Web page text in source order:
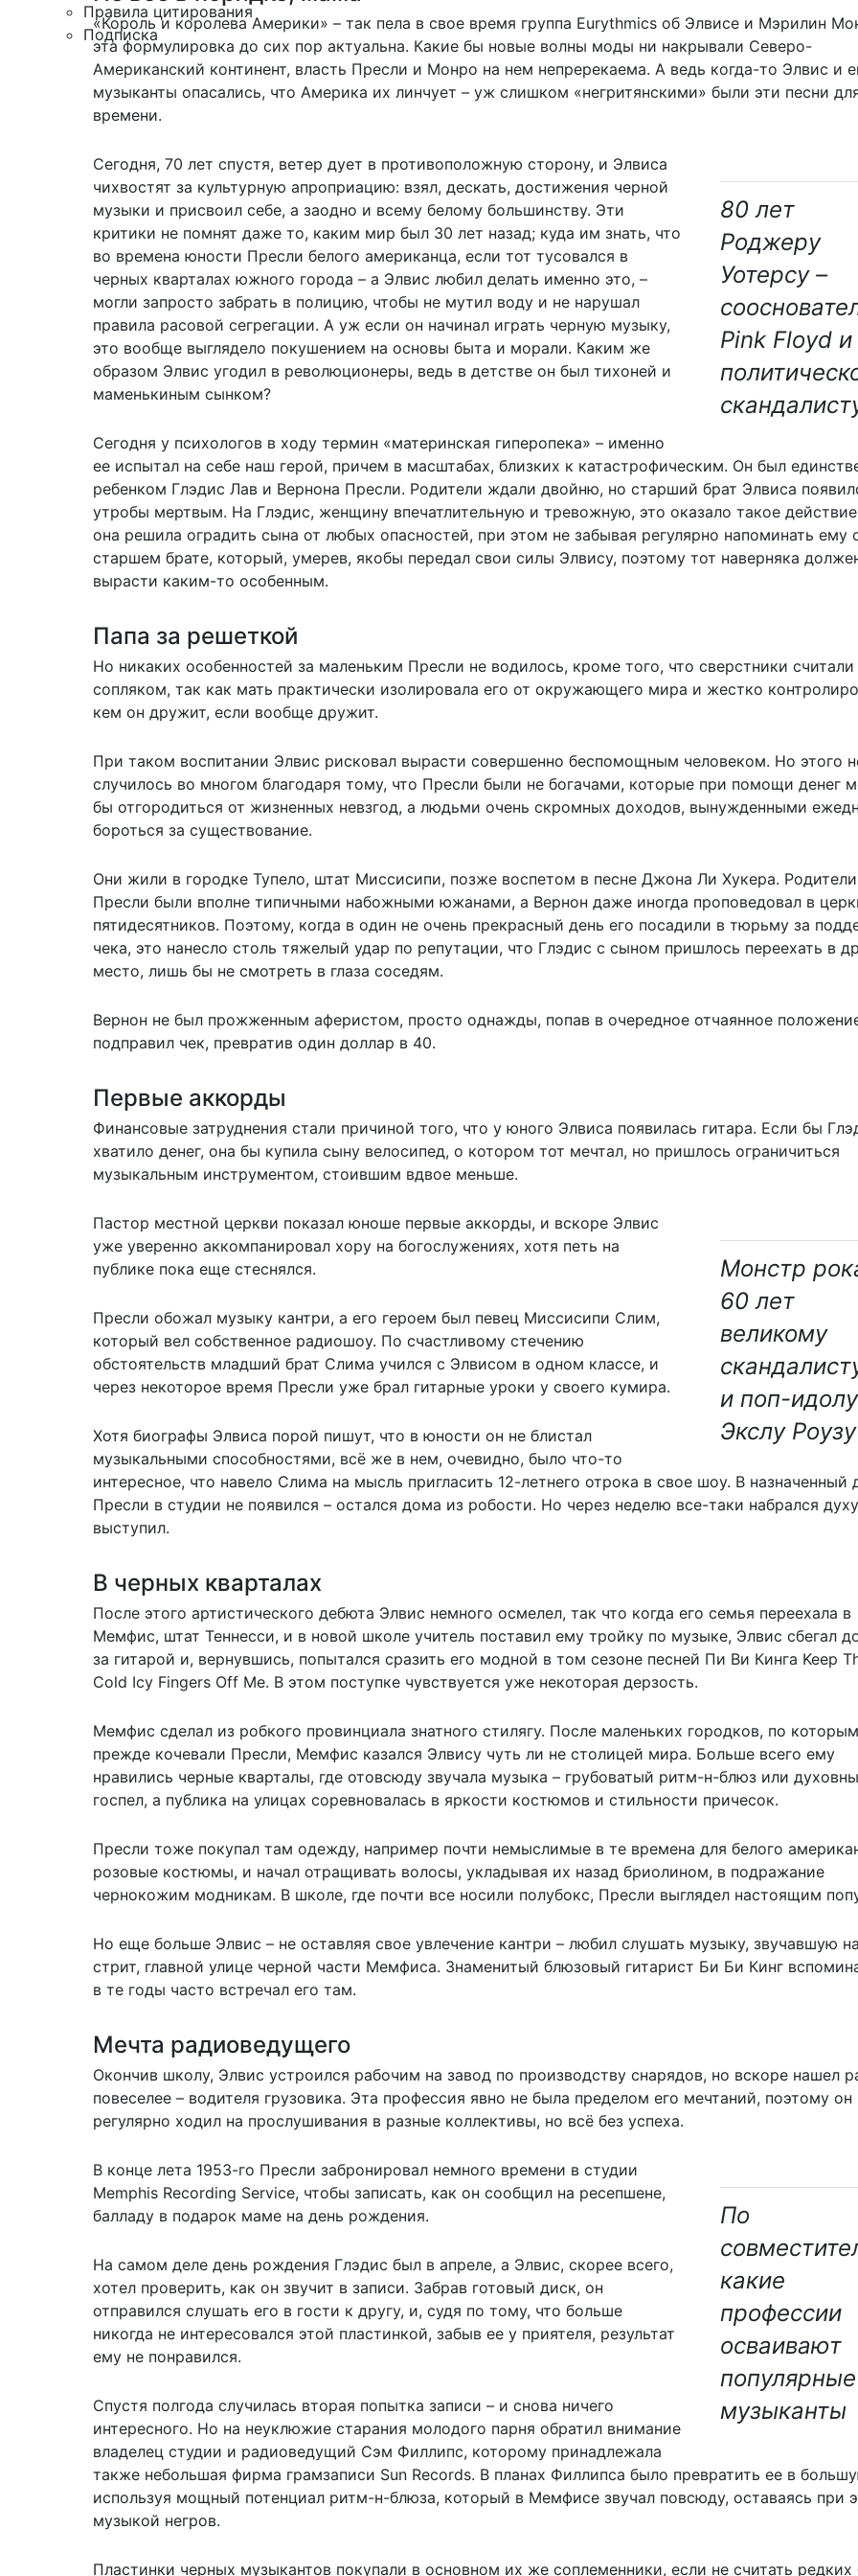
Правила цитирования
Подписка
«Король и королева Америки» – так пела в свое время группа Eurythmics об Элвисе и Мэрилин
эта формулировка до сих пор актуальна. Какие бы новые волны моды ни накрывали Северо-
Американский континент, власть Пресли и Монро на нем непререкаема. А ведь когда-то Элвис и
музыканты опасались, что Америка их линчует – уж слишком «негритянскими» были эти песни
времени.
80 лет
Роджеру
Уотерсу –
Pink Floyd и
Сегодня, 70 лет спустя, ветер дует в противоположную сторону, и Элвиса
чихвостят за культурную апроприацию: взял, дескать, достижения черной
музыки и присвоил себе, а заодно и всему белому большинству. Эти
критики не помнят даже то, каким мир был 30 лет назад; куда им знать, что
во времена юности Пресли белого американца, если тот тусовался в
черных кварталах южного города – а Элвис любил делать именно это, –
могли запросто забрать в полицию, чтобы не мутил воду и не нарушал
правила расовой сегрегации. А уж если он начинал играть черную музыку,
это вообще выглядело покушением на основы быта и морали. Каким же
образом Элвис угодил в революционеры, ведь в детстве он был тихоней и
маменькиным сынком?
Сегодня у психологов в ходу термин «материнская гиперопека» – именно
ее испытал на себе наш герой, причем в масштабах, близких к катастрофическим. Он был
ребенком Глэдис Лав и Вернона Пресли. Родители ждали двойню, но старший брат Элвиса
утробы мертвым. На Глэдис, женщину впечатлительную и тревожную, это оказало такое
она решила оградить сына от любых опасностей, при этом не забывая регулярно напоминать ему
старшем брате, который, умерев, якобы передал свои силы Элвису, поэтому тот наверняка
вырасти каким-то особенным.
Папа за решеткой
Но никаких особенностей за маленьким Пресли не водилось, кроме того, что сверстники считали
сопляком, так как мать практически изолировала его от окружающего мира и жестко
кем он дружит, если вообще дружит.
При таком воспитании Элвис рисковал вырасти совершенно беспомощным человеком. Но этого
случилось во многом благодаря тому, что Пресли были не богачами, которые при помощи денег
бы отгородиться от жизненных невзгод, а людьми очень скромных доходов, вынужденными
бороться за существование.
Они жили в городке Тупело, штат Миссисипи, позже воспетом в песне Джона Ли Хукера. Родители
Пресли были вполне типичными набожными южанами, а Вернон даже иногда проповедовал в
пятидесятников. Поэтому, когда в один не очень прекрасный день его посадили в тюрьму за
чека, это нанесло столь тяжелый удар по репутации, что Глэдис с сыном пришлось переехать в
место, лишь бы не смотреть в глаза соседям.
Вернон не был прожженным аферистом, просто однажды, попав в очередное отчаянное
подправил чек, превратив один доллар в 40.
Первые аккорды
Финансовые затруднения стали причиной того, что у юного Элвиса появилась гитара. Если бы
хватило денег, она бы купила сыну велосипед, о котором тот мечтал, но пришлось ограничиться
музыкальным инструментом, стоившим вдвое меньше.
Монстр
60 лет
великому
и поп-идолу
Экслу Роузу
Пастор местной церкви показал юноше первые аккорды, и вскоре Элвис
уже уверенно аккомпанировал хору на богослужениях, хотя петь на
публике пока еще стеснялся.
Пресли обожал музыку кантри, а его героем был певец Миссисипи Слим,
который вел собственное радиошоу. По счастливому стечению
обстоятельств младший брат Слима учился с Элвисом в одном классе, и
через некоторое время Пресли уже брал гитарные уроки у своего кумира.
Хотя биографы Элвиса порой пишут, что в юности он не блистал
музыкальными способностями, всё же в нем, очевидно, было что-то
интересное, что навело Слима на мысль пригласить 12-летнего отрока в свое шоу. В назначенный
Пресли в студии не появился – остался дома из робости. Но через неделю все-таки набрался
выступил.
В черных кварталах
После этого артистического дебюта Элвис немного осмелел, так что когда его семья переехала в
Мемфис, штат Теннесси, и в новой школе учитель поставил ему тройку по музыке, Элвис сбегал
за гитарой и, вернувшись, попытался сразить его модной в том сезоне песней Пи Ви Кинга Keep
Cold Icy Fingers Off Me. В этом поступке чувствуется уже некоторая дерзость.
Мемфис сделал из робкого провинциала знатного стилягу. После маленьких городков, по которым
прежде кочевали Пресли, Мемфис казался Элвису чуть ли не столицей мира. Больше всего ему
нравились черные кварталы, где отовсюду звучала музыка – грубоватый ритм-н-блюз или
госпел, а публика на улицах соревновалась в яркости костюмов и стильности причесок.
Пресли тоже покупал там одежду, например почти немыслимые в те времена для белого
розовые костюмы, и начал отращивать волосы, укладывая их назад бриолином, в подражание
чернокожим модникам. В школе, где почти все носили полубокс, Пресли выглядел настоящим
Но еще больше Элвис – не оставляя свое увлечение кантри – любил слушать музыку, звучавшую
стрит, главной улице черной части Мемфиса. Знаменитый блюзовый гитарист Би Би Кинг
в те годы часто встречал его там.
Мечта радиоведущего
Окончив школу, Элвис устроился рабочим на завод по производству снарядов, но вскоре нашел
повеселее – водителя грузовика. Эта профессия явно не была пределом его мечтаний, поэтому он
регулярно ходил на прослушивания в разные коллективы, но всё без успеха.
По
какие
профессии
осваивают
популярные
музыканты
В конце лета 1953-го Пресли забронировал немного времени в студии
Memphis Recording Service, чтобы записать, как он сообщил на ресепшене,
балладу в подарок маме на день рождения.
На самом деле день рождения Глэдис был в апреле, а Элвис, скорее всего,
хотел проверить, как он звучит в записи. Забрав готовый диск, он
отправился слушать его в гости к другу, и, судя по тому, что больше
никогда не интересовался этой пластинкой, забыв ее у приятеля, результат
ему не понравился.
Спустя полгода случилась вторая попытка записи – и снова ничего
интересного. Но на неуклюжие старания молодого парня обратил внимание
владелец студии и радиоведущий Сэм Филлипс, которому принадлежала
также небольшая фирма грамзаписи Sun Records. В планах Филлипса было превратить ее в
используя мощный потенциал ритм-н-блюза, который в Мемфисе звучал повсюду, оставаясь при
музыкой негров.
Пластинки черных музыкантов покупали в основном их же соплеменники, если не считать редких